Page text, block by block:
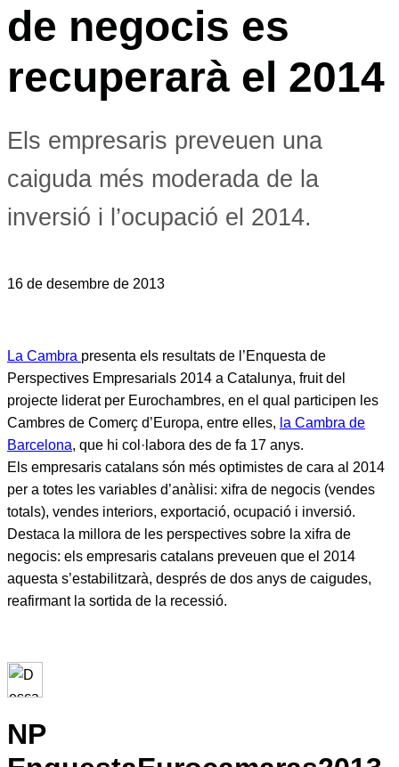
de negocis es
recuperarà el 2014
Els empresaris preveuen una
caiguda més moderada de la
inversió i l’ocupació el 2014.
16 de desembre de 2013
La Cambra presenta els resultats de l’Enquesta de
Perspectives Empresarials 2014 a Catalunya, fruit del
projecte liderat per Eurochambres, en el qual participen les
Cambres de Comerç d’Europa, entre elles, la Cambra de
Barcelona, que hi col·labora des de fa 17 anys.
Els empresaris catalans són més optimistes de cara al 2014
per a totes les variables d’anàlisi: xifra de negocis (vendes
totals), vendes interiors, exportació, ocupació i inversió.
Destaca la millora de les perspectives sobre la xifra de
negocis: els empresaris catalans preveuen que el 2014
aquesta s’estabilitzarà, després de dos anys de caigudes,
reafirmant la sortida de la recessió.
NP